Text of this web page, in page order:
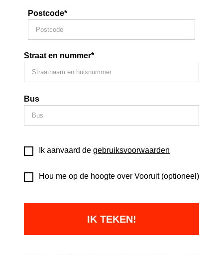
Postcode*
Straat en nummer*
Bus
Ik aanvaard de gebruiksvoorwaarden
Hou me op de hoogte over Vooruit (optioneel)